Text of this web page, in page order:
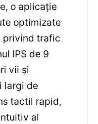
o aplicație
optimizate
privind trafic
IPS de 9
vii și
largi de
tactil rapid,
al